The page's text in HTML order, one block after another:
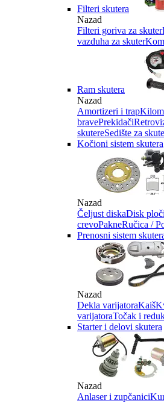
Filteri skutera
Nazad
Filteri goriva za skuter
vazduha za skuter
Ram skutera
Nazad
Amortizeri i trap
bravePrekidači
skutereSedište za
Kočioni sistem skutera
Nazad
Čeljust diskaDisk
crevoPakneRučica /
Prenosni sistem
Nazad
Dekla varijatoraKaiš
varijatoraTočak i
Starter i delovi skutera
Nazad
Anlaser i zupčanici